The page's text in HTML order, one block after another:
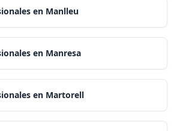
en Manlleu
en Manresa
en Martorell